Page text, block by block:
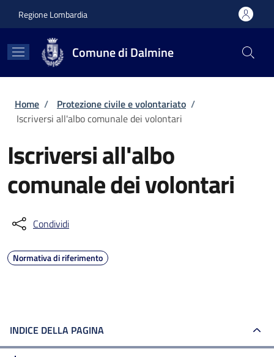
Regione Lombardia
Comune di Dalmine
Briciole di pane
Home / Protezione civile e volontariato /
Iscriversi all'albo comunale dei volontari
Iscriversi all'albo
comunale dei volontari
Condividi
Normativa di riferimento
INDICE DELLA PAGINA